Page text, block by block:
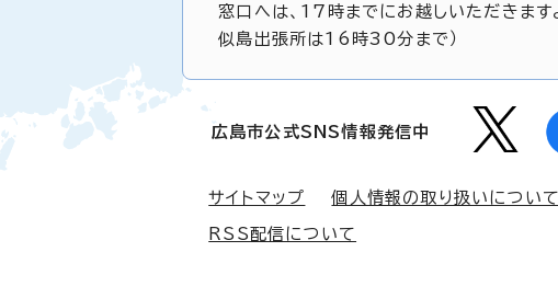
窓口へは、17時までにお越しいただきます
似島出張所は16時30分まで）
広島市公式SNS情報発信中
サイトマップ 個人情報の取り扱いについて
RSS配信について